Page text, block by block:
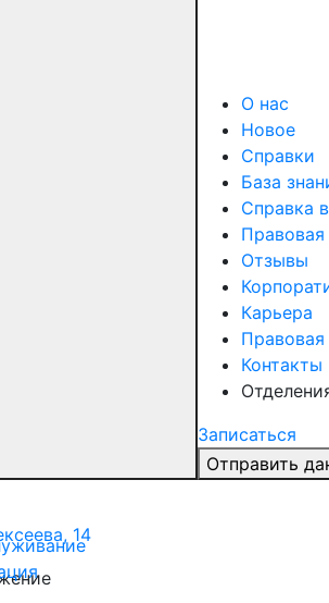
О нас
Новое
Справки
База
Справка
Отзывы
Карьера
Контакты
Записаться
Отправить
14